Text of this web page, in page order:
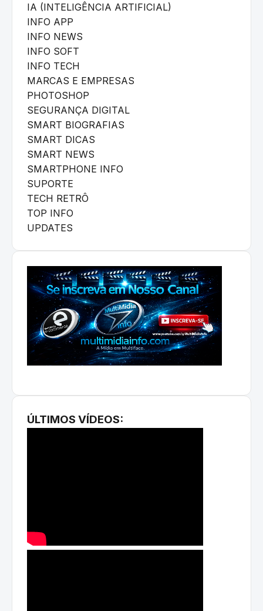
IA (INTELIGÊNCIA ARTIFICIAL)
INFO APP
INFO NEWS
INFO SOFT
INFO TECH
MARCAS E EMPRESAS
PHOTOSHOP
SEGURANÇA DIGITAL
SMART BIOGRAFIAS
SMART DICAS
SMART NEWS
SMARTPHONE INFO
SUPORTE
TECH RETRÔ
TOP INFO
UPDATES
ÚLTIMOS VÍDEOS: